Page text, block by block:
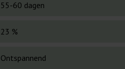
55-60 dagen
23 %
Ontspannend